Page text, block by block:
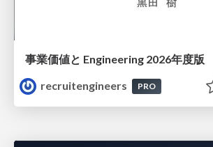
事業価値と Engineering 2026年度版
recruitengineers
PRO